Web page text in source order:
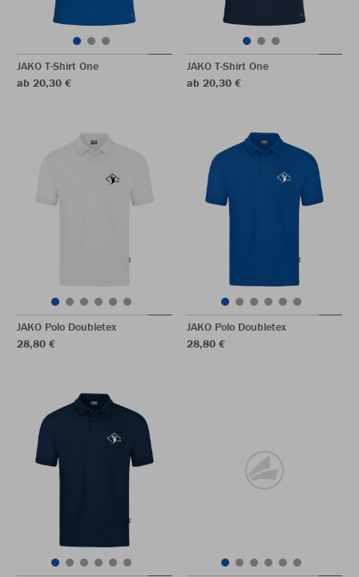
JAKO T-Shirt One
ab 20,30 €
JAKO T-Shirt One
ab 20,30 €
JAKO Polo Doubletex
28,80 €
JAKO Polo Doubletex
28,80 €